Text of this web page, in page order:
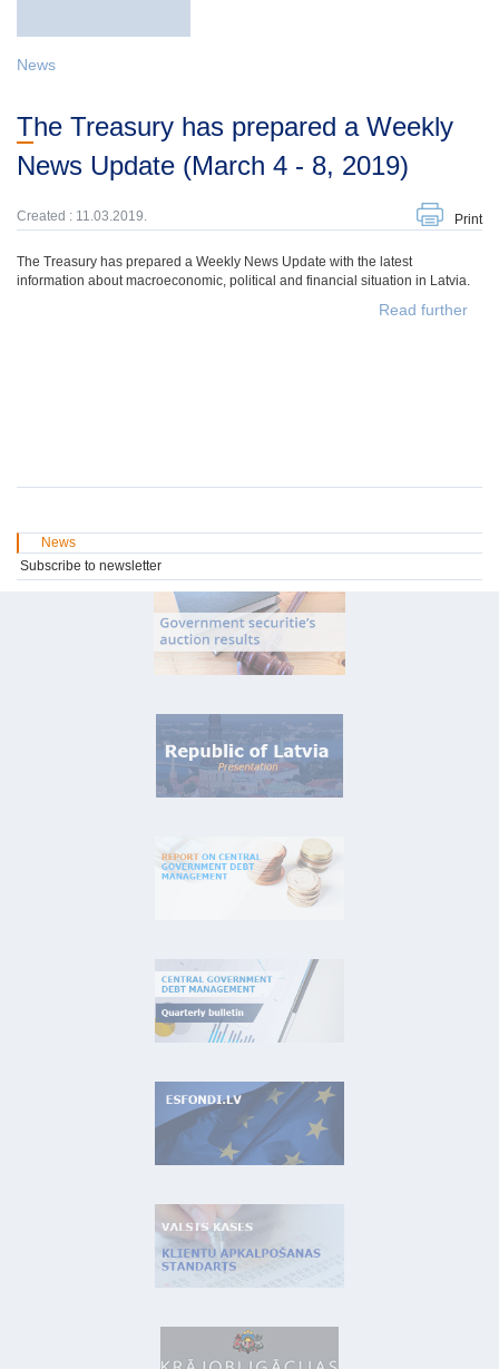
News
The Treasury has prepared a Weekly
News Update (March 4 - 8, 2019)
Created : 11.03.2019. Print
The Treasury has prepared a Weekly News Update with the latest
information about macroeconomic, political and financial situation in Latvia.
Read further
News
Subscribe to newsletter